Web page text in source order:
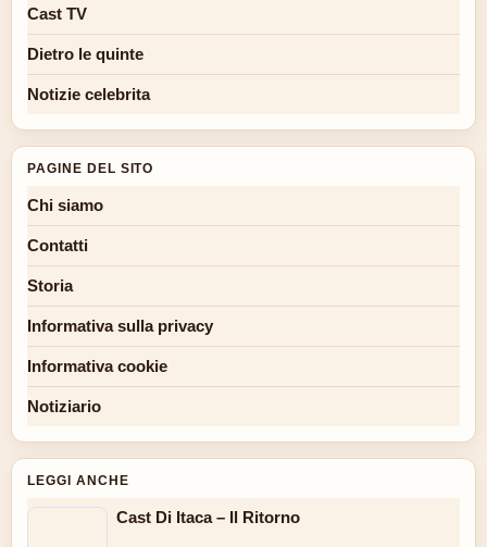
Cast TV
Dietro le quinte
Notizie celebrita
PAGINE DEL SITO
Chi siamo
Contatti
Storia
Informativa sulla privacy
Informativa cookie
Notiziario
LEGGI ANCHE
Cast Di Itaca – Il Ritorno